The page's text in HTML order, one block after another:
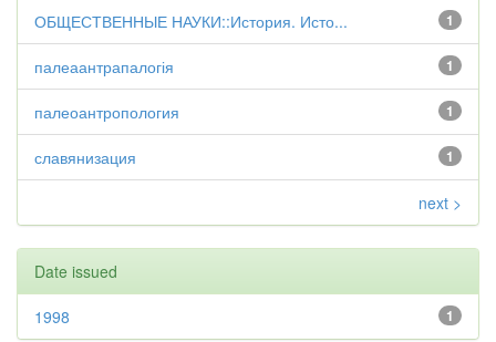
1
ОБЩЕСТВЕННЫЕ НАУКИ::История. Исто...
1
палеаантрапалогія
1
палеоантропология
1
славянизация
next >
Date issued
1
1998